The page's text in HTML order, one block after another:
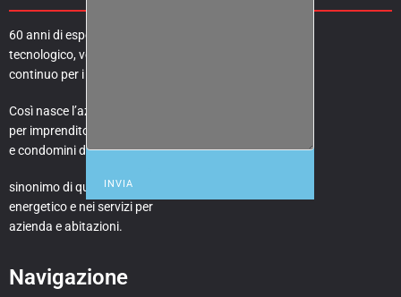
60 anni di esperienza, sviluppo
tecnologico, volontà e servizio
continuo per i propri clienti.
Così nasce l’azienda di riferimento
per imprenditori, amministratori
e condomini dell’area torinese;
sinonimo di qualità nel settore
energetico e nei servizi per
azienda e abitazioni.
Navigazione